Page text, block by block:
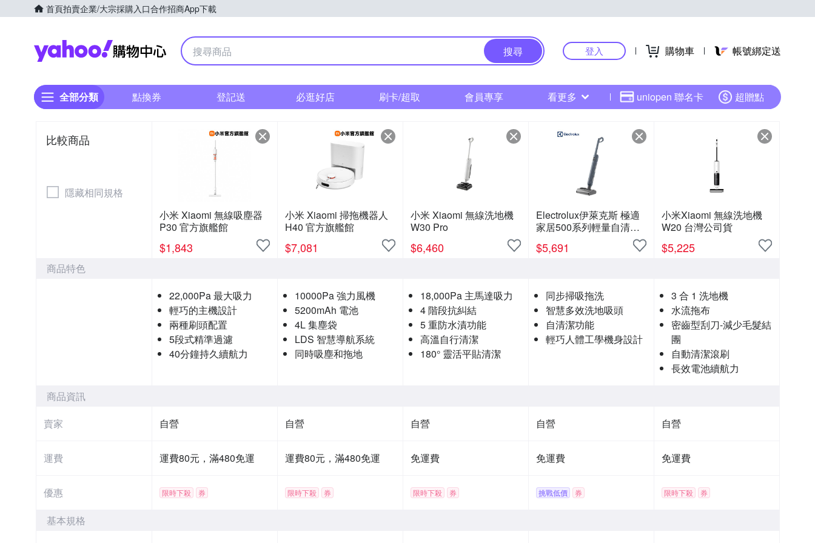
首頁拍賣企業/大宗採購入口合作招商App下載
Yahoo購物中心
搜尋 登入 購物車 帳號綁定送
全部分類 點換券 登記送 必逛好店 刷卡/超取 會員專享 看更多 uniopen 聯名卡 超贈點
比較商品
隱藏相同規格
小米 Xiaomi 無線吸塵器
P30 官方旗艦館
$1,843
小米 Xiaomi 掃拖機器人
H40 官方旗艦館
$7,081
小米 Xiaomi 無線洗地機
W30 Pro
$6,460
Electrolux伊萊克斯 極適
家居500系列輕量自清潔
$5,691
小米Xiaomi 無線洗地機
W20 台灣公司貨
$5,225
商品特色
22,000Pa 最大吸力
輕巧的主機設計
兩種刷頭配置
5段式精準過濾
40分鐘持久續航力
10000Pa 強力風機
5200mAh 電池
4L 集塵袋
LDS 智慧導航系統
同時吸塵和拖地
18,000Pa 主馬達吸力
4 階段抗糾結
5 重防水漬功能
高溫自行清潔
180° 靈活平貼清潔
同步掃吸拖洗
智慧多效洗地吸頭
自清潔功能
輕巧人體工學機身設計
3 合 1 洗地機
水流拖布
密齒型刮刀-減少毛髮結
團
自動清潔滾刷
長效電池續航力
商品資訊
賣家
自營 自營 自營 自營 自營
運費 運費80元，滿480免運 運費80元，滿480免運 免運費 免運費 免運費
優惠 限時下殺 券 限時下殺 券 限時下殺 券 挑戰低價 券 限時下殺 券
基本規格